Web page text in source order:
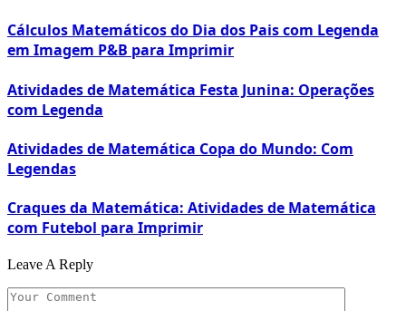
Cálculos Matemáticos do Dia dos Pais com Legenda
em Imagem P&B para Imprimir
Atividades de Matemática Festa Junina: Operações
com Legenda
Atividades de Matemática Copa do Mundo: Com
Legendas
Craques da Matemática: Atividades de Matemática
com Futebol para Imprimir
Leave A Reply